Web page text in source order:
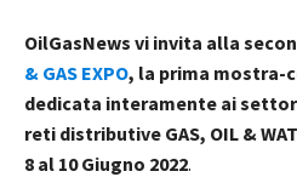
OilGasNews vi invita alla
& GAS EXPO, la prima mostra-
dedicata interamente ai
reti distributive GAS, OIL &
8 al 10 Giugno 2022.